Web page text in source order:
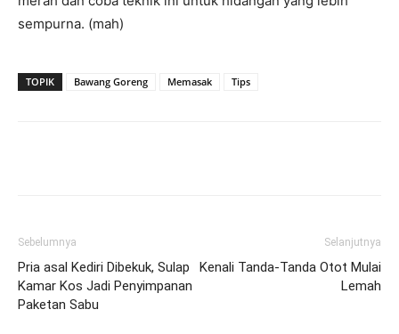
sempurna. (mah)
TOPIK Bawang Goreng Memasak Tips
Sebelumnya
Pria asal Kediri Dibekuk, Sulap
Kamar Kos Jadi Penyimpanan
Paketan Sabu
Selanjutnya
Kenali Tanda-Tanda Otot Mulai
Lemah